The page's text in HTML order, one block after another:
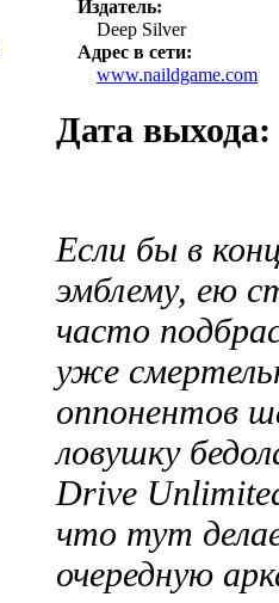
Издатель:
Deep Silver
Адрес в сети:
www.naildgame.com
Дата выхода:
Если бы в
эмблему, ею
часто
уже
оппонентов
ловушку
Drive
что тут
очередную